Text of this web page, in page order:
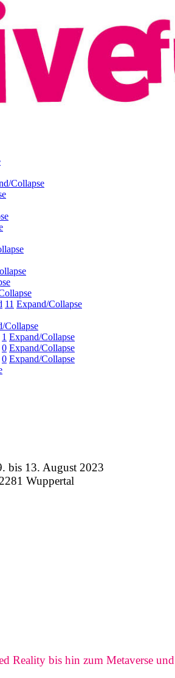
Collapse
11 Expand/Collapse
Collapse
1 Expand/Collapse
0 Expand/Collapse
0 Expand/Collapse
bis 13. August 2023
Wuppertal
Reality bis hin zum Metaverse